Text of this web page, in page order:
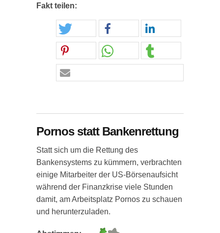
Fakt teilen:
Pornos statt Bankenrettung
Statt sich um die Rettung des
Bankensystems zu kümmern, verbrachten
einige Mitarbeiter der US-Börsenaufsicht
während der Finanzkrise viele Stunden
damit, am Arbeitsplatz Pornos zu schauen
und herunterzuladen.